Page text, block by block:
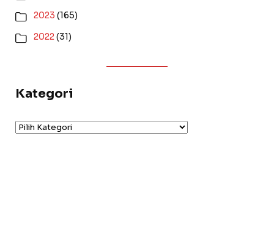
2023 (165)
2022(31)
Kategori
Kategori